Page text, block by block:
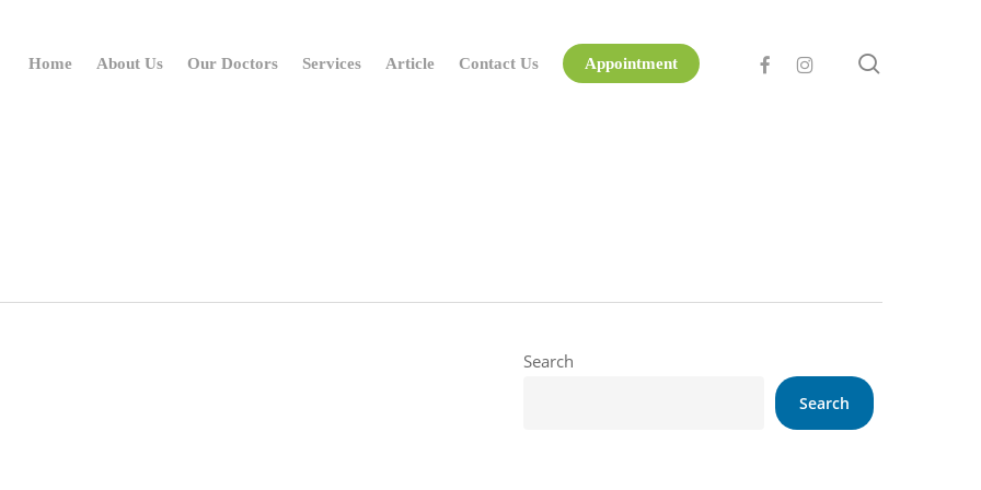
Home About Us Our Doctors Services Article Contact Us Appointment facebookinstagram
Search
Search